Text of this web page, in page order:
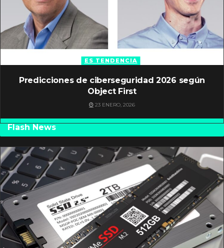
ES TENDENCIA
Predicciones de ciberseguridad 2026 según
Object First
23 ENERO, 2026
Flash News